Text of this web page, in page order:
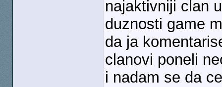
najaktivniji clan
duznosti game
da ja
clanovi poneli
i nadam se da